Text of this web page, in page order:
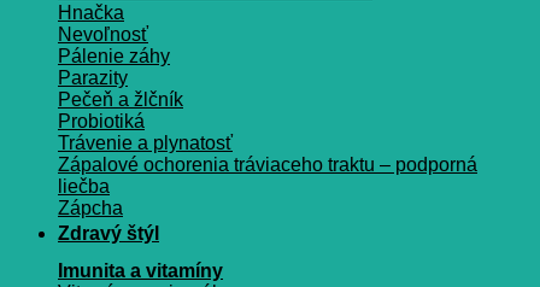
Hnačka
Nevoľnosť
Pálenie záhy
Parazity
Pečeň a žlčník
Probiotiká
Trávenie a plynatosť
Zápalové ochorenia tráviaceho traktu – podporná
liečba
Zápcha
Zdravý štýl
Imunita a vitamíny